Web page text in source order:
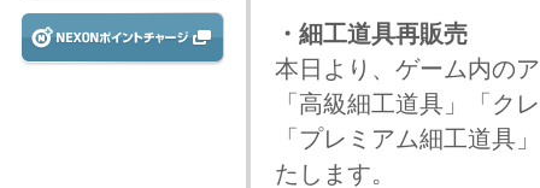
・細工道具再販売
本日より、ゲーム内の
「高級細工道具」「ク
「プレミアム細工道具
たします。